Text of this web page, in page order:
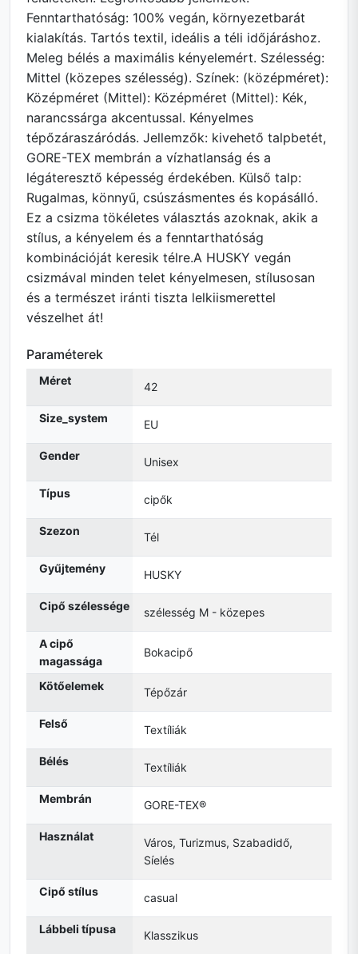
Fenntarthatóság: 100% vegán, környezetbarát
kialakítás. Tartós textil, ideális a téli időjáráshoz.
Meleg bélés a maximális kényelemért. Szélesség:
Mittel (közepes szélesség). Színek: (középméret):
Középméret (Mittel): Középméret (Mittel): Kék,
narancssárga akcentussal. Kényelmes
tépőzáraszáródás. Jellemzők: kivehető talpbetét,
GORE-TEX membrán a vízhatlanság és a
légáteresztő képesség érdekében. Külső talp:
Rugalmas, könnyű, csúszásmentes és kopásálló.
Ez a csizma tökéletes választás azoknak, akik a
stílus, a kényelem és a fenntarthatóság
kombinációját keresik télre.A HUSKY vegán
csizmával minden telet kényelmesen, stílusosan
és a természet iránti tiszta lelkiismerettel
vészelhet át!
Paraméterek
Méret 42
Size_system EU
Gender Unisex
Típus cipők
Szezon Tél
Gyűjtemény HUSKY
Cipő szélessége szélesség M - közepes
A cipő
magassága
Bokacipő
Kötőelemek Tépőzár
Felső Textíliák
Bélés Textíliák
Membrán GORE-TEX®
Használat
Város, Turizmus, Szabadidő,
Síelés
Cipő stílus casual
Lábbeli típusa Klasszikus